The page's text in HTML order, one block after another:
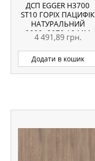
ДСП EGGER H3700
ST10 ГОРІХ ПАЦИФІК
НАТУРАЛЬНИЙ
2800×2070 18 ММ
4 491,89 грн.
Додати в кошик